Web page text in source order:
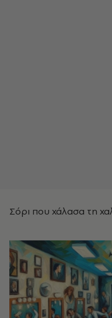
Σόρι που χάλασα τη